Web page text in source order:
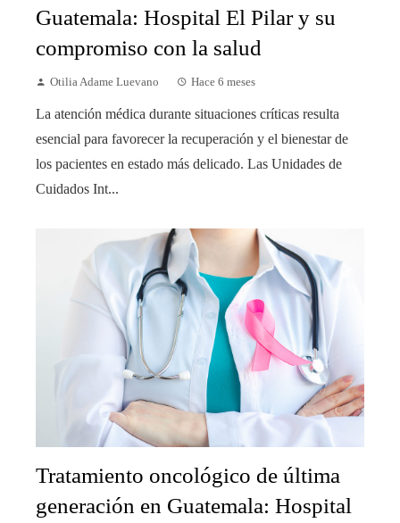
Guatemala: Hospital El Pilar y su
compromiso con la salud
Otilia Adame Luevano Hace 6 meses
La atención médica durante situaciones críticas resulta
esencial para favorecer la recuperación y el bienestar de
los pacientes en estado más delicado. Las Unidades de
Cuidados Int...
Tratamiento oncológico de última
generación en Guatemala: Hospital